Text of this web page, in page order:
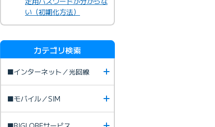
い（初期化方法）
カテゴリ検索
■インターネット／光回線
■モバイル／SIM